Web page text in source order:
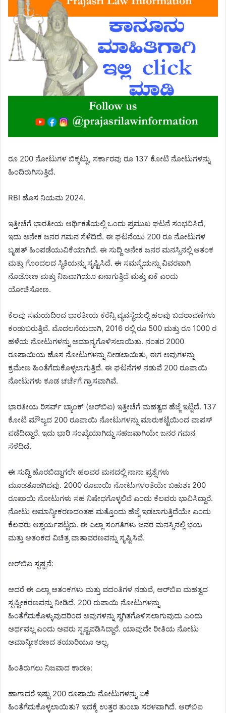
ರೂ 200 ನೋಟುಗಳ ಬಿಕ್ಕಟ್ಟು, ಸರ್ಕಾರವು ರೂ 137 ಕೋಟಿ ನೋಟುಗಳನ್ನು
ಹಿಂದಿರುಗಿಸುತ್ತಿದೆ.
RBI ಹೊಸ ನಿಯಮ 2024.
ಇತ್ತೀಚೆಗೆ ಭಾರತೀಯ ಆರ್ಥಿಕತೆಯಲ್ಲಿ ಒಂದು ಪ್ರಮುಖ ಘಟನೆ ಸಂಭವಿಸಿದೆ,
ಇದು ಅನೇಕ ಜನರ ಗಮನ ಸೆಳೆದಿದೆ. ಈ ಘಟನೆಯು 200 ರೂ ನೋಟುಗಳ
ಬೃಹತ್ ಹಿಂಪಡೆಯುವಿಕೆಯಾಗಿದೆ. ಈ ಸುದ್ದಿ ಅನೇಕ ಜನರ ಮನಸ್ಸಿನಲ್ಲಿ ಆತಂಕ
ಮತ್ತು ಗೊಂದಲದ ಸ್ಥಿತಿಯನ್ನು ಸೃಷ್ಟಿಸಿದೆ. ಈ ಸಮಸ್ಯೆಯನ್ನು ವಿವರವಾಗಿ
ನೊಡೋಣ ಮತ್ತು ನಿಜವಾಗಿಯೂ ಏನಾಗುತ್ತಿದೆ ಮತ್ತು ಏಕೆ ಎಂದು
ಯೋಚಿಸೋಣ.
ಕೆಲವು ಸಮಯದಿಂದ ಭಾರತೀಯ ಕರೆನ್ಸಿ ವ್ಯವಸ್ಥೆಯಲ್ಲಿ ಹಲವು ಬದಲಾವಣೆಗಳು
ಕಂಡುಬರುತ್ತಿವೆ. ಮೊದಲನೆಯದಾಗಿ, 2016 ರಲ್ಲಿ ರೂ 500 ಮತ್ತು ರೂ 1000 ರ
ಹಳೆಯ ನೋಟುಗಳನ್ನು ಅಮಾನ್ಯಗೊಳಿಸಲಾಯಿತು. ನಂತರ 2000
ರೂಪಾಯಿಯ ಹೊಸ ನೋಟುಗಳನ್ನು ನೀಡಲಾಯಿತು, ಈಗ ಅವುಗಳನ್ನು
ಕ್ರಮೇಣ ಹಿಂತೆಗೆದುಕೊಳ್ಳಲಾಗುತ್ತಿದೆ. ಈ ಘಟನೆಗಳ ನಡುವೆ 200 ರೂಪಾಯಿ
ನೋಟುಗಳು ಕೂಡ ಚರ್ಚೆಗೆ ಗ್ರಾಸವಾಗಿವೆ.
ಭಾರತೀಯ ರಿಸರ್ವ್ ಬ್ಯಾಂಕ್ (ಆರ್‌ಬಿಐ) ಇತ್ತೀಚೆಗೆ ಮಹತ್ವದ ಹೆಜ್ಜೆ ಇಟ್ಟಿದೆ. 137
ಕೋಟಿ ಮೌಲ್ಯದ 200 ರೂಪಾಯಿ ನೋಟುಗಳನ್ನು ಮಾರುಕಟ್ಟೆಯಿಂದ ವಾಪಸ್
ಪಡೆದಿದ್ದಾರೆ. ಇದು ಭಾರಿ ಸಂಖ್ಯೆಯಾಗಿದ್ದು ಸಹಜವಾಗಿಯೇ ಜನರ ಗಮನ
ಸೆಳೆದಿದೆ.
ಈ ಸುದ್ದಿ ಹೊರಬಿದ್ದಾಗಲೇ ಹಲವರ ಮನದಲ್ಲಿ ನಾನಾ ಪ್ರಶ್ನೆಗಳು
ಮೂಡತೊಡಗಿದವು. 2000 ರೂಪಾಯಿ ನೋಟುಗಳಂತೆಯೇ ಬಹುಶಃ 200
ರೂಪಾಯಿ ನೋಟುಗಳು ಸಹ ನಿಷೇಧಗೊಳ್ಳಲಿವೆ ಎಂದು ಕೆಲವರು ಭಾವಿಸಿದ್ದಾರೆ.
ನೋಟು ಅಮಾನ್ಯೀಕರಣದಂತಹ ಮತ್ತೊಂದು ಹೆಜ್ಜೆ ಇಡಲಾಗುತ್ತಿದೆಯೇ ಎಂದು
ಕೆಲವರು ಆಶ್ಚರ್ಯಪಟ್ಟರು. ಈ ಎಲ್ಲಾ ಸಂಗತಿಗಳು ಜನರ ಮನಸ್ಸಿನಲ್ಲಿ ಭಯ
ಮತ್ತು ಆತಂಕದ ವಿಚಿತ್ರ ವಾತಾವರಣವನ್ನು ಸೃಷ್ಟಿಸಿವೆ.
ಆರ್‌ಬಿಐ ಸ್ಪಷ್ಟನೆ:
ಆದರೆ ಈ ಎಲ್ಲಾ ಆತಂಕಗಳು ಮತ್ತು ವದಂತಿಗಳ ನಡುವೆ, ಆರ್‌ಬಿಐ ಮಹತ್ವದ
ಸ್ಪಷ್ಟೀಕರಣವನ್ನು ನೀಡಿದೆ. 200 ರುಪಾಯಿ ನೋಟುಗಳನ್ನು
ಹಿಂತೆಗೆದುಕೊಳ್ಳುವುದರಿಂದ ಅವುಗಳನ್ನು ಸ್ಥಗಿತಗೊಳಿಸಲಾಗುವುದು ಎಂದು
ಅರ್ಥವಲ್ಲ ಎಂದು ಅವರು ಸ್ಪಷ್ಟಪಡಿಸಿದ್ದಾರೆ. ಯಾವುದೇ ರೀತಿಯ ನೋಟು
ಅಮಾನ್ಯೀಕರಣದ ತಯಾರಿಯೂ ಅಲ್ಲ.
ಹಿಂತಿರುಗಲು ನಿಜವಾದ ಕಾರಣ:
ಹಾಗಾದರೆ ಇಷ್ಟು 200 ರೂಪಾಯಿ ನೋಟುಗಳನ್ನು ಏಕೆ
ಹಿಂತೆಗೆದುಕೊಳ್ಳಲಾಯಿತು? ಇದಕ್ಕೆ ಉತ್ತರ ತುಂಬಾ ಸರಳವಾಗಿದೆ. ಆರ್‌ಬಿಐ